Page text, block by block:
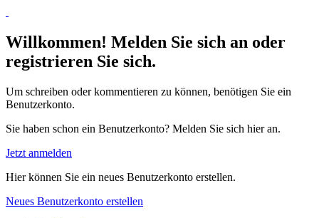
Willkommen! Melden Sie sich an oder
registrieren Sie sich.
Um schreiben oder kommentieren zu können, benötigen Sie ein
Benutzerkonto.
Sie haben schon ein Benutzerkonto? Melden Sie sich hier an.
Jetzt anmelden
Hier können Sie ein neues Benutzerkonto erstellen.
Neues Benutzerkonto erstellen